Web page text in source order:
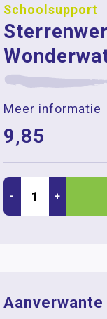
Schoolsupport
Meer informatie
9,85
- +